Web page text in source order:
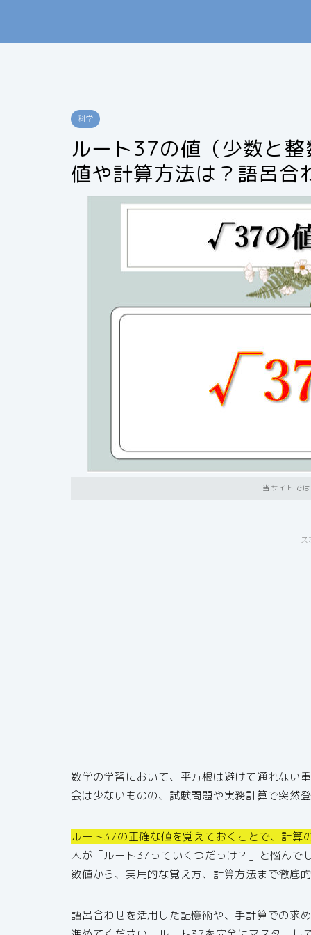
科学
ルート37の値（少数と
値や計算方法は？語呂合
当サイトで
ス
数学の学習において、平方根は避けて通れない
会は少ないものの、試験問題や実務計算で突然
ルート37の正確な値を覚えておくことで、計算
人が「ルート37っていくつだっけ？」と悩ん
数値から、実用的な覚え方、計算方法まで徹底
語呂合わせを活用した記憶術や、手計算での求